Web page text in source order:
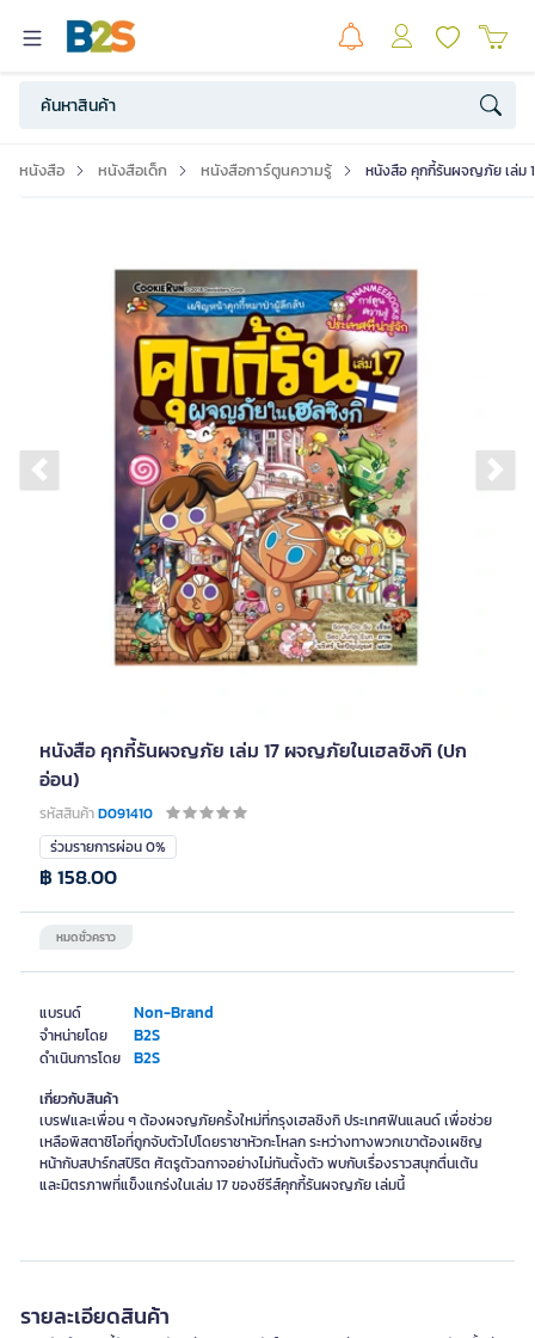
หนังสือ หนังสือเด็ก หนังสือการ์ตูนความรู้ หนังสือ คุกกี้รันผจญภัย เล่ม
Previous slide
หนังสือ คุกกี้รันผจญภัย เล่ม 17 ผจญภัยในเฮลซิงกิ (ปก
อ่อน)
รหัสสินค้าD091410
แบรนด์ Non-Brand
จำหน่ายโดย B2S
ดำเนินการโดย B2S
ร่วมรายการผ่อน 0%
หมดชั่วคราว
฿ 158.00
เกี่ยวกับสินค้า
เบรฟและเพื่อน ๆ ต้องผจญภัยครั้งใหม่ที่กรุงเฮลซิงกิ ประเทศฟินแลนด์ เพื่อช่วย
เหลือพิสตาชิโอที่ถูกจับตัวไปโดยราชาหัวกะโหลก ระหว่างทางพวกเขาต้องเผชิญ
หน้ากับสปาร์กสปิริต ศัตรูตัวฉกาจอย่างไม่ทันตั้งตัว พบกับเรื่องราวสนุกตื่นเต้น
และมิตรภาพที่แข็งแกร่งในเล่ม 17 ของซีรีส์คุกกี้รันผจญภัย เล่มนี้
รายละเอียดสินค้า